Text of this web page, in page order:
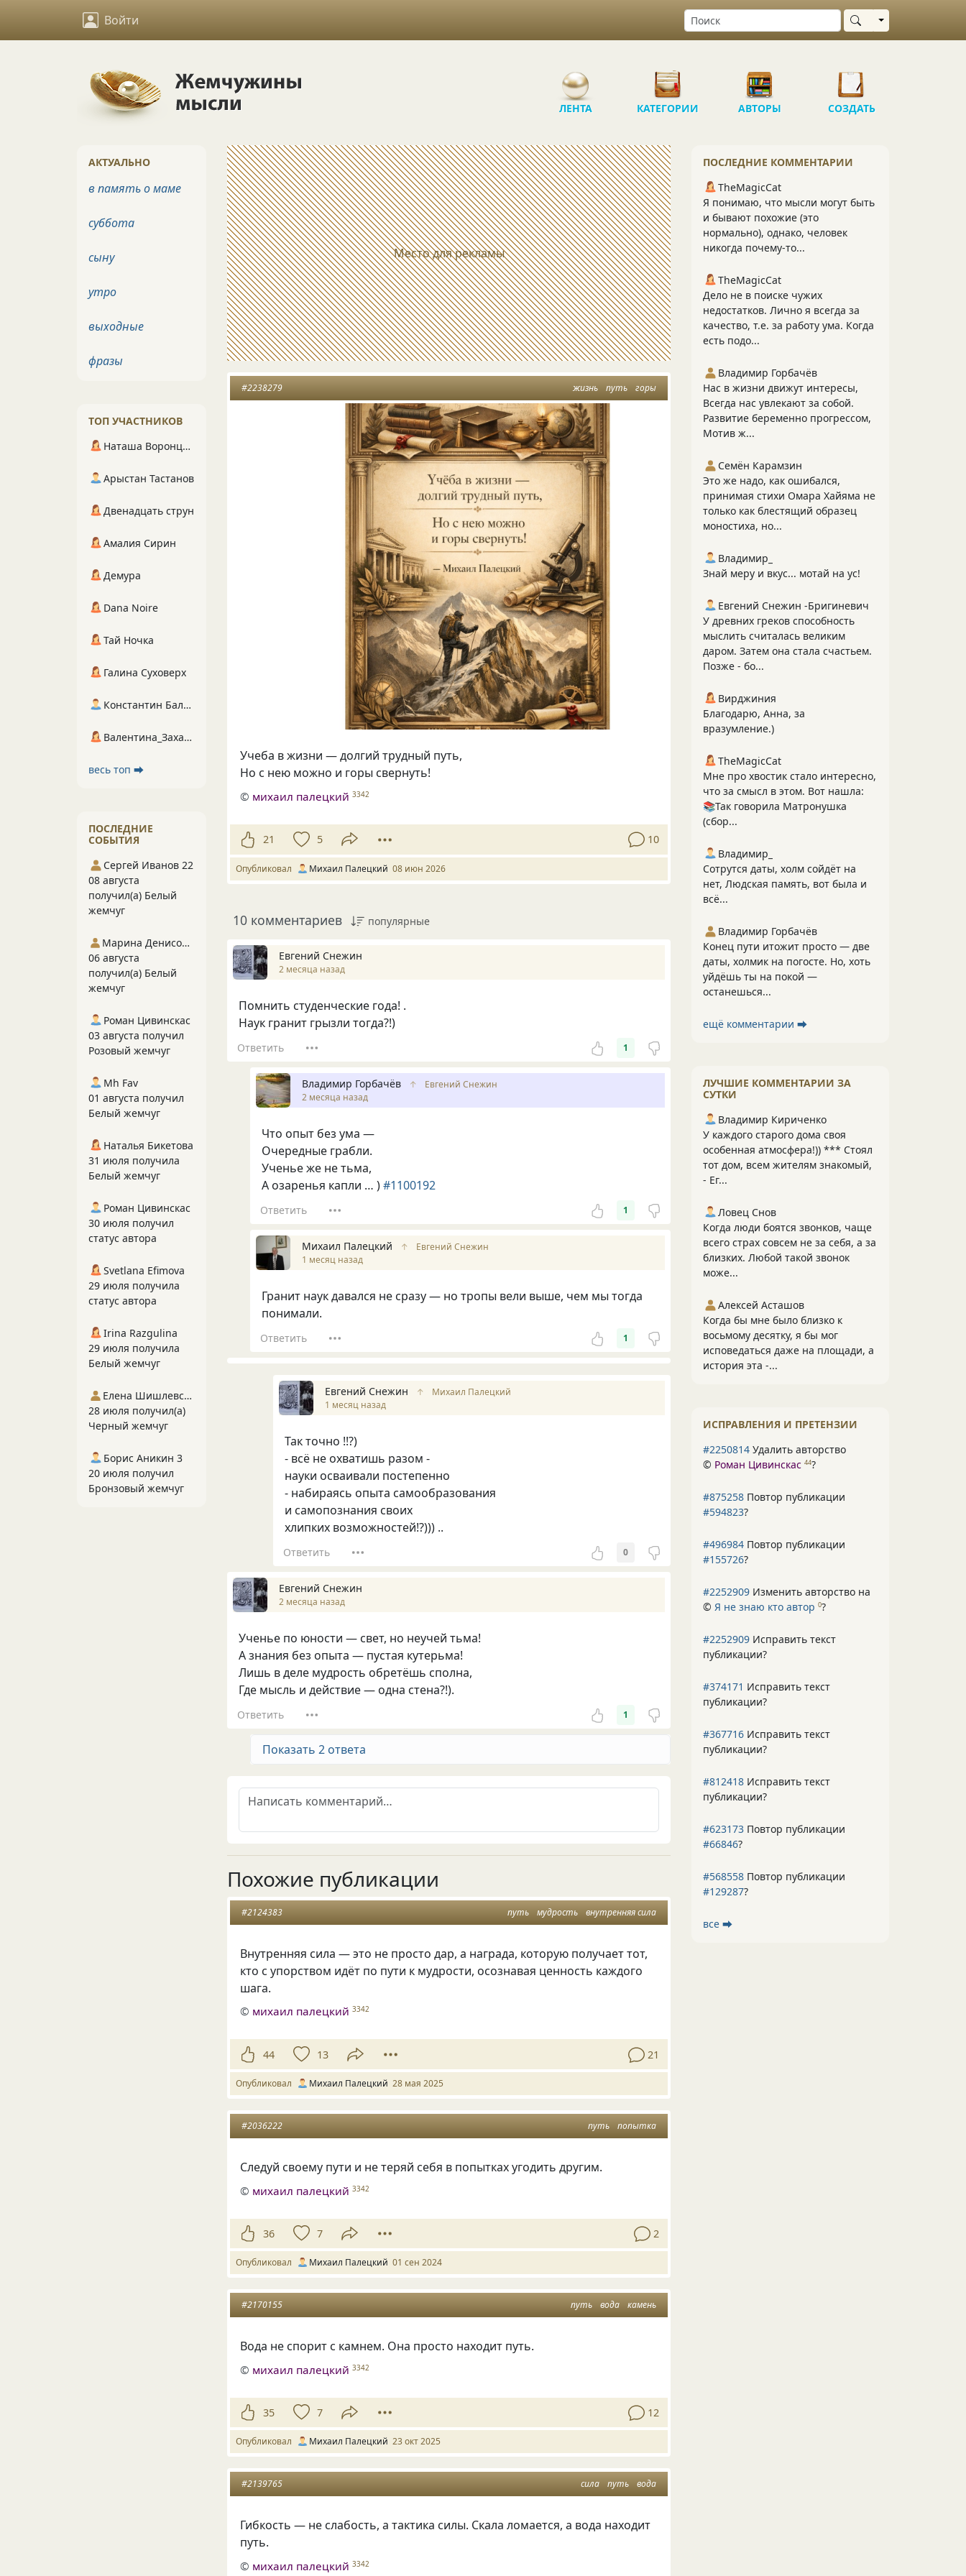
Войти Выбрать область
ЛЕНТА КАТЕГОРИИ АВТОРЫ СОЗДАТЬ
Место для рекламы
жизнь путь горы
#2238279
Учеба в жизни — долгий трудный путь,
Но с нею можно и горы свернуть!
© михаил палецкий 3342
21 5 10
Опубликовал Михаил Палецкий 08 июн 2026
10 комментариев популярные
Евгений Снежин
2 месяца назад
Помнить студенческие года! .
Наук гранит грызли тогда?!)
Ответить 1
Владимир Горбачёв ↑
Евгений Снежин
2 месяца назад
Что опыт без ума —
Очередные грабли.
Ученье же не тьма,
А озаренья капли … )#1100192
Ответить 1
Михаил Палецкий ↑
Евгений Снежин
1 месяц назад
Гранит наук давался не сразу — но тропы вели выше, чем мы тогда
понимали.
Ответить 1
Евгений Снежин ↑
Михаил Палецкий
1 месяц назад
Так точно !!?)
- всё не охватишь разом -
науки осваивали постепенно
- набираясь опыта самообразования
и самопознания своих
хлипких возможностей!?))) ..
Ответить 0
Евгений Снежин
2 месяца назад
Ученье по юности — свет, но неучей тьма!
А знания без опыта — пустая кутерьма!
Лишь в деле мудрость обретёшь сполна,
Где мысль и действие — одна стена?!).
Ответить 1
Показать 2 ответа
Похожие публикации
путь мудрость внутренняя сила
#2124383
Внутренняя сила — это не просто дар, а награда, которую получает тот,
кто с упорством идёт по пути к мудрости, осознавая ценность каждого
шага.
© михаил палецкий 3342
44 13 21
Опубликовал Михаил Палецкий 28 мая 2025
путь попытка
#2036222
Следуй своему пути и не теряй себя в попытках угодить другим.
© михаил палецкий 3342
36 7 2
Опубликовал Михаил Палецкий 01 сен 2024
путь вода камень
#2170155
Вода не спорит с камнем. Она просто находит путь.
© михаил палецкий 3342
35 7 12
Опубликовал Михаил Палецкий 23 окт 2025
сила путь вода
#2139765
Гибкость — не слабость, а тактика силы. Скала ломается, а вода находит
путь.
© михаил палецкий 3342
ПОСЛЕДНИЕ КОММЕНТАРИИ
TheMagicCat
Я понимаю, что мысли могут быть
и бывают похожие (это
нормально), однако, человек
никогда почему-то...
TheMagicCat
Дело не в поиске чужих
недостатков. Лично я всегда за
качество, т.е. за работу ума. Когда
есть подо...
Владимир Горбачёв
Нас в жизни движут интересы,
Всегда нас увлекают за собой.
Развитие беременно прогрессом,
Мотив ж...
Семён Карамзин
Это же надо, как ошибался,
принимая стихи Омара Хайяма не
только как блестящий образец
моностиха, но...
Владимир_
Знай меру и вкус... мотай на ус!
Евгений Снежин -Бригиневич
У древних греков способность
мыслить считалась великим
даром. Затем она стала счастьем.
Позже - бо...
Вирджиния
Благодарю, Анна, за
вразумление.)
TheMagicCat
Мне про хвостик стало интересно,
что за смысл в этом. Вот нашла:
📚Так говорила Матронушка
(сбор...
Владимир_
Сотрутся даты, холм сойдёт на
нет, Людская память, вот была и
всё...
Владимир Горбачёв
Конец пути итожит просто — две
даты, холмик на погосте. Но, хоть
уйдёшь ты на покой —
останешься...
ещё комментарии ⮕
ЛУЧШИЕ КОММЕНТАРИИ ЗА
СУТКИ
Владимир Кириченко
У каждого старого дома своя
особенная атмосфера!)) *** Стоял
тот дом, всем жителям знакомый,
- Ег...
Ловец Снов
Когда люди боятся звонков, чаще
всего страх совсем не за себя, а за
близких. Любой такой звонок
може...
Алексей Асташов
Когда бы мне было близко к
восьмому десятку, я бы мог
исповедаться даже на площади, а
история эта -...
ИСПРАВЛЕНИЯ И ПРЕТЕНЗИИ
#2250814 Удалить авторство
© Роман Цивинскас 44?
#875258 Повтор публикации
#594823?
#496984 Повтор публикации
#155726?
#2252909 Изменить авторство на
© Я не знаю кто автор 0?
#2252909 Исправить текст
публикации?
#374171 Исправить текст
публикации?
#367716 Исправить текст
публикации?
#812418 Исправить текст
публикации?
#623173 Повтор публикации
#66846?
#568558 Повтор публикации
#129287?
все ⮕
АКТУАЛЬНО
в память о маме
суббота
сыну
утро
выходные
фразы
ТОП УЧАСТНИКОВ
Наташа Воронцова
Арыстан Тастанов
Двенадцать струн
Амалия Сирин
Демура
Dana Noire
Тай Ночка
Галина Суховерх
Константин Балухта
Валентина_Захарова
весь топ ⮕
ПОСЛЕДНИЕ
СОБЫТИЯ
Сергей Иванов 22
08 августа
получил(а) Белый
жемчуг
Марина Денисова 5
06 августа
получил(а) Белый
жемчуг
Роман Цивинскас
03 августа получил
Розовый жемчуг
Mh Fav
01 августа получил
Белый жемчуг
Наталья Бикетова
31 июля получила
Белый жемчуг
Роман Цивинскас
30 июля получил
статус автора
Svetlana Efimova
29 июля получила
статус автора
Irina Razgulina
29 июля получила
Белый жемчуг
Елена Шишлевская
28 июля получил(а)
Черный жемчуг
Борис Аникин 3
20 июля получил
Бронзовый жемчуг